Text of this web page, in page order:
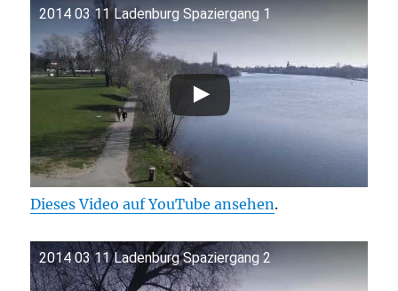
2014 03 11 Ladenburg Spaziergang 1
Dieses Video auf YouTube ansehen.
2014 03 11 Ladenburg Spaziergang 2